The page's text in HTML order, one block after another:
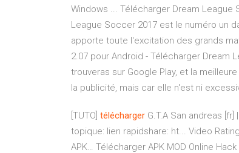
Windows ... Télécharger Dream
League Soccer 2017 est le numéro un
apporte toute l'excitation des grands
2.07 pour Android - Télécharger
trouveras sur Google Play, et la
la publicité, mais car elle n'est ni
[TUTO] télécharger G.T.A San andreas
topique: lien rapidshare: ht... Video
APK… Télécharger APK MOD Online